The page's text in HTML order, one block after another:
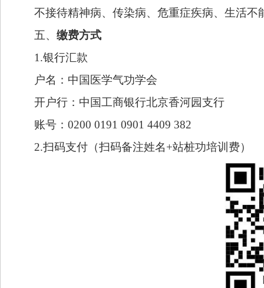
不接待精神病、传染病、危重症疾病、生活不
五、 缴费方式
1.银行汇款
户名：中国医学气功学会
开户行：中国工商银行北京香河园支行
账号：0200 0191 0901 4409 382
2.扫码支付（扫码备注姓名+站桩功培训费）